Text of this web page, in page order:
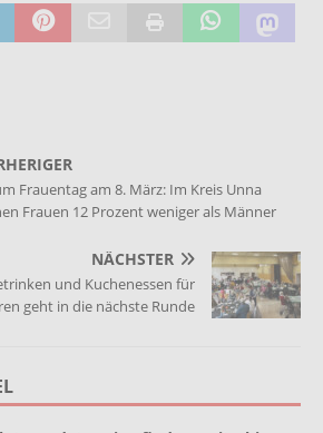
Frauentag am 8. März: Im Kreis Unna
Frauen 12 Prozent weniger als Männer
NÄCHSTER
und Kuchenessen für
geht in die nächste Runde